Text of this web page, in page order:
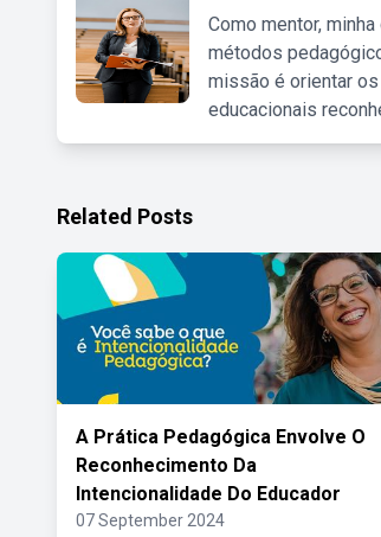
Como mentor,
métodos
missão é orientar
educacionais
Related Posts
A Prática Pedagógica Envolve O
Reconhecimento Da
Intencionalidade Do Educador
07 September 2024